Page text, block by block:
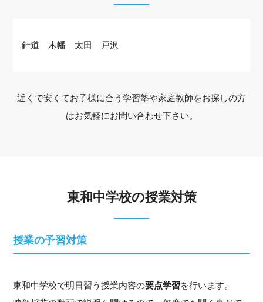
針道 木幡 太田 戸沢
近くで安くてお子様に合う学習塾や家庭教師をお探しの方
はお気軽にお問い合わせ下さい。
東和中学校の授業対策
授業の予習対策
東和中学校で明日習う授業内容の要点学習を行います。